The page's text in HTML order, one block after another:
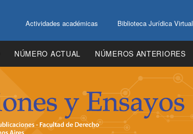
Actividades académicas Biblioteca Jurídica Virtual
NÚMERO ACTUAL NÚMEROS ANTERIORES